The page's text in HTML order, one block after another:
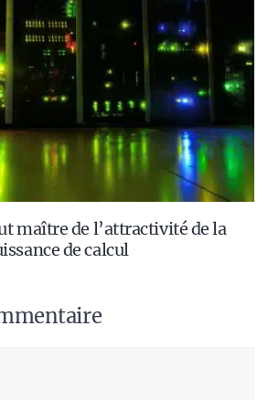
maître de l’attractivité de la
de calcul